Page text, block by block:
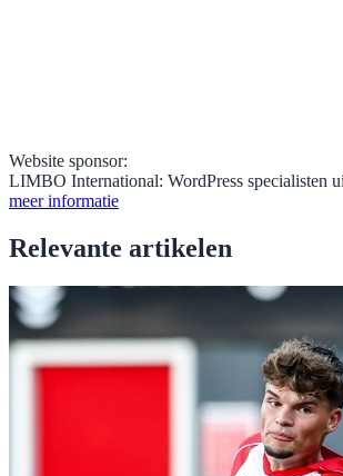
Website sponsor:
LIMBO International: WordPress specialisten
meer informatie
Relevante artikelen